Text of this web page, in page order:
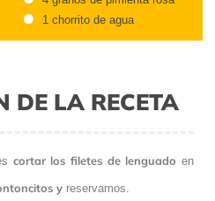
1 chorrito de agua
DE LA RECETA
cortar los filetes de lenguado en
y reservamos.